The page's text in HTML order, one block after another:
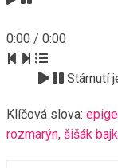
0:00 / 0:00
Stárnutí
Klíčová slova:
rozmarýn, šišák